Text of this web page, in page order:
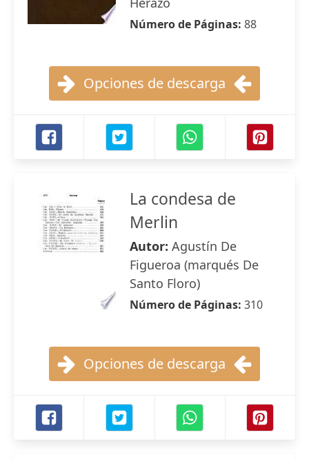
Número de Páginas: 88
Opciones de descarga
La condesa de
Merlin
Autor: Agustín De
Figueroa (marqués De
Santo Floro)
Número de Páginas: 310
Opciones de descarga